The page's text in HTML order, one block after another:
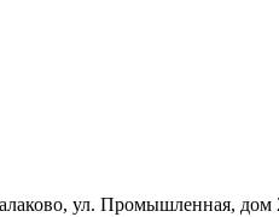
ул. Промышленная, дом